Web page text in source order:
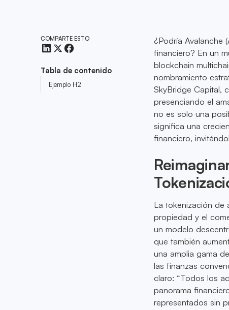
COMPARTE ESTO
Tabla de contenido
Ejemplo H2
¿Podría Avalanche
financiero? En un
blockchain
nombramiento
SkyBridge Capital,
presenciando el
no es solo una
significa una
financiero,
La tokenización de
propiedad y el
un modelo
que también
una amplia gama
las finanzas
claro: “Todos los
panorama
representados sin